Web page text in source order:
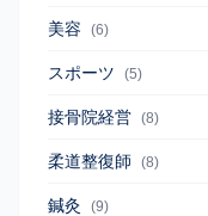
美容 (6)
スポーツ (5)
接骨院経営 (8)
柔道整復師 (8)
鍼灸 (9)